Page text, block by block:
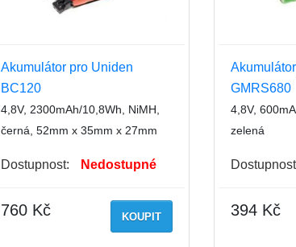
Akumulátor pro Uniden
BC120
4,8V, 2300mAh/10,8Wh, NiMH,
černá, 52mm x 35mm x 27mm
Dostupnost: Nedostupné
KOUPIT
760 Kč
GMRS680
4,8V,
zelená
394 Kč